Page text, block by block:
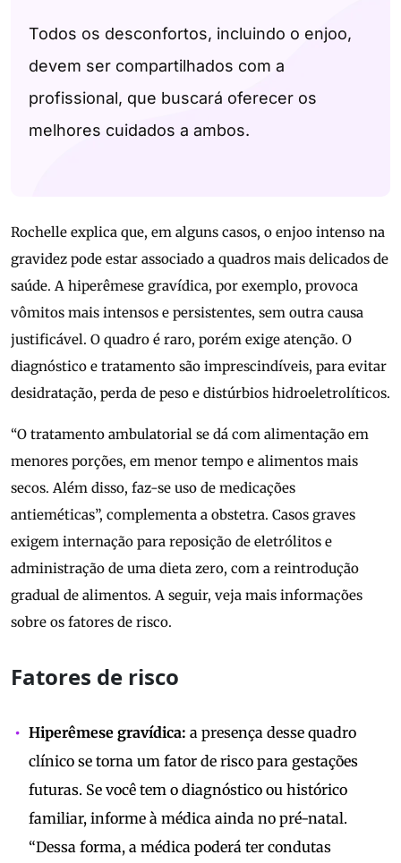
Todos os desconfortos, incluindo o enjoo,
devem ser compartilhados com a
profissional, que buscará oferecer os
melhores cuidados a ambos.
Rochelle explica que, em alguns casos, o enjoo intenso na
gravidez pode estar associado a quadros mais delicados de
saúde. A hiperêmese gravídica, por exemplo, provoca
vômitos mais intensos e persistentes, sem outra causa
justificável. O quadro é raro, porém exige atenção. O
diagnóstico e tratamento são imprescindíveis, para evitar
desidratação, perda de peso e distúrbios hidroeletrolíticos.
“O tratamento ambulatorial se dá com alimentação em
menores porções, em menor tempo e alimentos mais
secos. Além disso, faz-se uso de medicações
antieméticas”, complementa a obstetra. Casos graves
exigem internação para reposição de eletrólitos e
administração de uma dieta zero, com a reintrodução
gradual de alimentos. A seguir, veja mais informações
sobre os fatores de risco.
Fatores de risco
Hiperêmese gravídica: a presença desse quadro
clínico se torna um fator de risco para gestações
futuras. Se você tem o diagnóstico ou histórico
familiar, informe à médica ainda no pré-natal.
“Dessa forma, a médica poderá ter condutas